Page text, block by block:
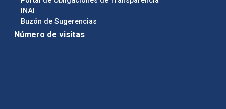
INAI
Buzón de Sugerencias
Número de visitas